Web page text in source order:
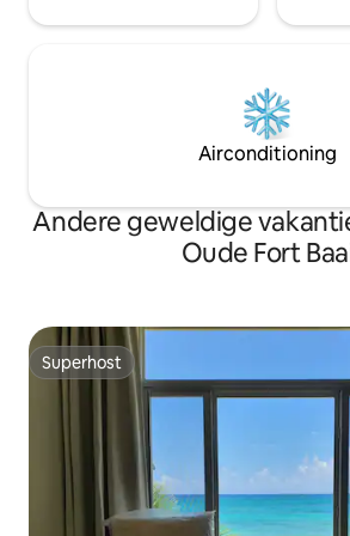
Airconditioning
Andere geweldige
Oude Fort
Superhost
Superhost